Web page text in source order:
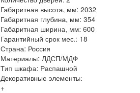
Габаритная высота, мм: 2032
Габаритная глубина, мм: 354
Габаритная ширина, мм: 600
Гарантийный срок мес.: 18
Страна: Россия
Материалы: ЛДСП/МДФ
Тип шкафа: Распашной
Декоративные элементы:
+